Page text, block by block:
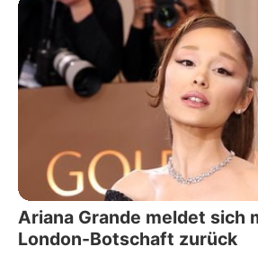
Ariana Grande meldet sich
London-Botschaft zurück